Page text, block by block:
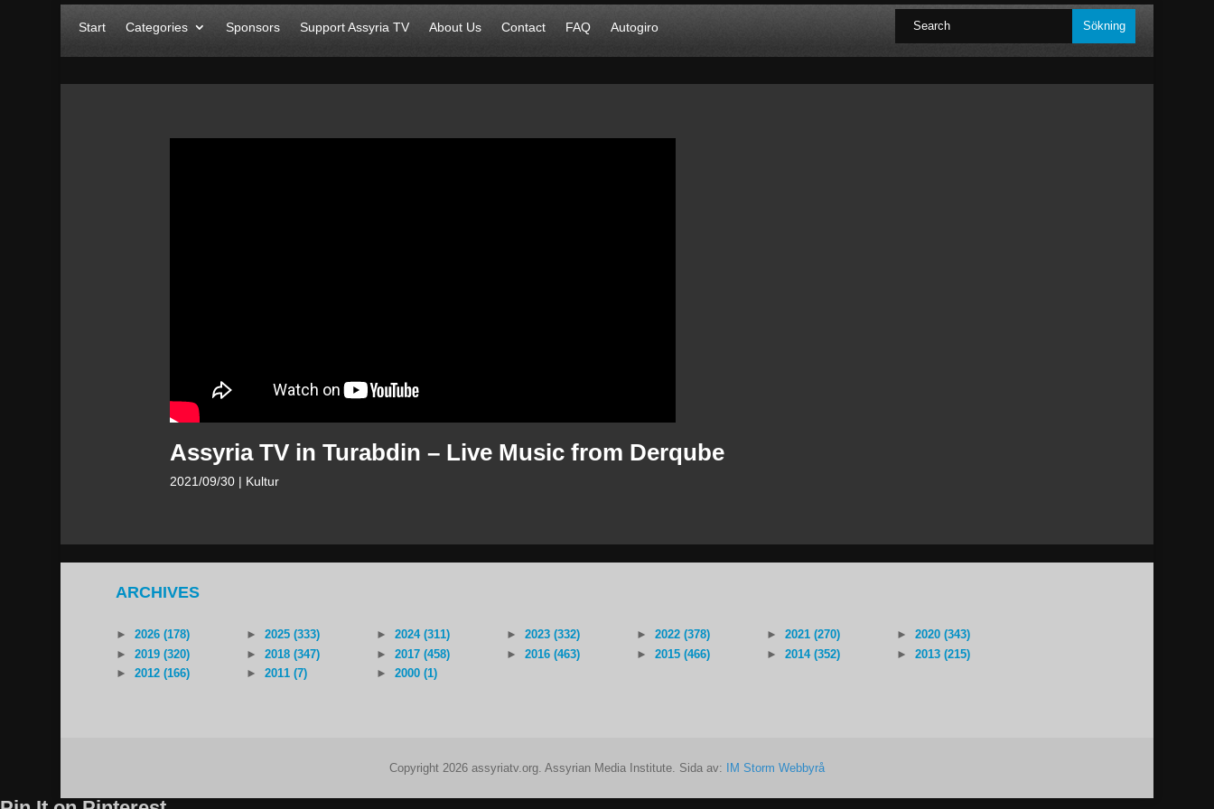
Start Categories Sponsors Support Assyria TV About Us Contact FAQ Autogiro
Assyria TV in Turabdin – Live Music from Derqube
2021/09/30 | Kultur
ARCHIVES
► 2026 (178) ► 2025 (333) ► 2024 (311) ► 2023 (332) ► 2022 (378) ► 2021 (270) ►
2020 (343)
►
2019 (320) ► 2018 (347) ► 2017 (458) ► 2016 (463) ► 2015 (466) ► 2014 (352) ►
2013 (215)
►
2012 (166) ► 2011 (7) ► 2000 (1)
Copyright 2026 assyriatv.org. Assyrian Media Institute. Sida av: IM Storm Webbyrå